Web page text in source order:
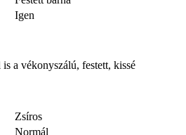
Igen
a vékonyszálú, festett, kissé
Zsíros
Normál